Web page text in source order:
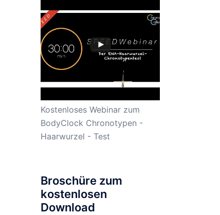
Kostenloses Webinar zum
BodyClock Chronotypen -
Haarwurzel - Test
Broschüre zum
kostenlosen
Download